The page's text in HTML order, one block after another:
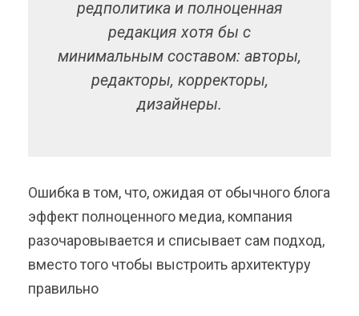
редполитика и полноценная
редакция хотя бы с
минимальным составом: авторы,
редакторы, корректоры,
дизайнеры.
Ошибка в том, что, ожидая от обычного блога
эффект полноценного медиа, компания
разочаровывается и списывает сам подход,
вместо того чтобы выстроить архитектуру
правильно